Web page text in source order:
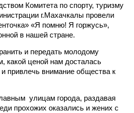
Комитета по спорту, туризму
г.Махачкалы провели
«Я помню! Я горжусь»,
в нашей стране.
и передать молодому
какой ценой нам досталась
привлечь внимание общества к
улицам города, раздавая
прохожих оказались и жених с